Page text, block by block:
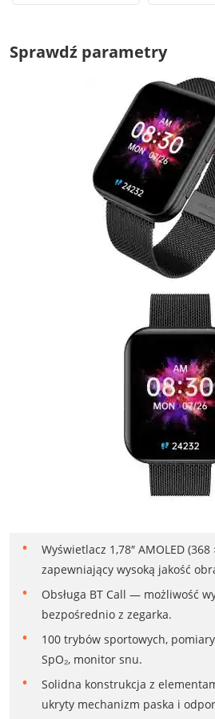
Sprawdź parametry
Wyświetlacz 1,78″ AMOLED (368
zapewniający wysoką jakość
Obsługa BT Call — możliwość
bezpośrednio z zegarka.
100 trybów sportowych,
SpO₂, monitor snu.
Solidna konstrukcja z
ukryty mechanizm paska i